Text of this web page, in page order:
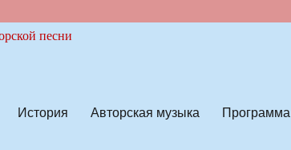
История Авторская музыка Программа